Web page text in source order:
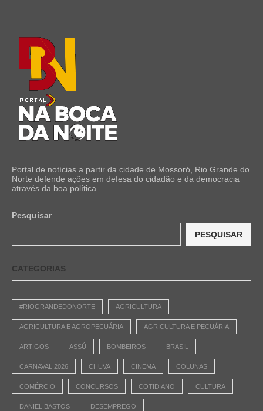
Portal de notícias a partir da cidade de Mossoró, Rio Grande do
Norte defende ações em defesa do cidadão e da democracia
através da boa política
Pesquisar
PESQUISAR
CATEGORIAS
#RIOGRANDEDONORTE AGRICULTURA
AGRICULTURA E AGROPECUÁRIA AGRICULTURA E PECUÁRIA
ARTIGOS ASSÚ BOMBEIROS BRASIL
CARNAVAL 2026 CHUVA CINEMA COLUNAS
COMÉRCIO CONCURSOS COTIDIANO CULTURA
DANIEL BASTOS DESEMPREGO